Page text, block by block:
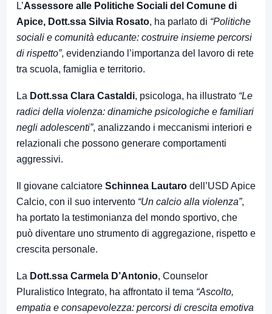
L’Assessore alle Politiche Sociali del Comune di
Apice, Dott.ssa Silvia Rosato, ha parlato di “Politiche
sociali e comunità educante: costruire insieme percorsi
di rispetto”, evidenziando l’importanza del lavoro di rete
tra scuola, famiglia e territorio.
La Dott.ssa Clara Castaldi, psicologa, ha illustrato “Le
radici della violenza: dinamiche psicologiche e familiari
negli adolescenti”, analizzando i meccanismi interiori e
relazionali che possono generare comportamenti
aggressivi.
Il giovane calciatore Schinnea Lautaro dell’USD Apice
Calcio, con il suo intervento “Un calcio alla violenza”,
ha portato la testimonianza del mondo sportivo, che
può diventare uno strumento di aggregazione, rispetto e
crescita personale.
La Dott.ssa Carmela D’Antonio, Counselor
Pluralistico Integrato, ha affrontato il tema “Ascolto,
empatia e consapevolezza: percorsi di crescita emotiva